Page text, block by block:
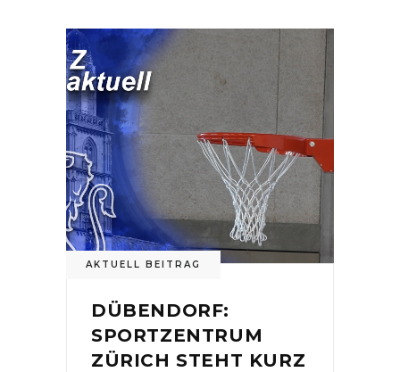
AKTUELL BEITRAG
DÜBENDORF:
SPORTZENTRUM
ZÜRICH STEHT KURZ